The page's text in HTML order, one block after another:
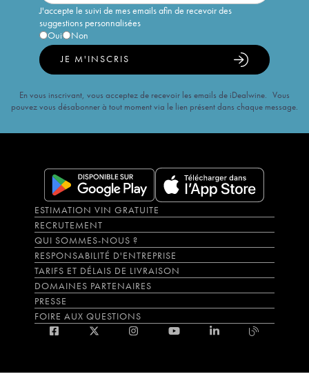
J'accepte le suivi de mes emails afin de recevoir des
suggestions personnalisées
Oui
Non
JE M'INSCRIS
En vous inscrivant, vous acceptez de recevoir les emails de iDealwine. Vous
pouvez vous désabonner à tout moment via le lien présent dans chaque message.
ESTIMATION VIN GRATUITE
RECRUTEMENT
QUI SOMMES-NOUS ?
RESPONSABILITÉ D'ENTREPRISE
TARIFS ET DÉLAIS DE LIVRAISON
DOMAINES PARTENAIRES
PRESSE
FOIRE AUX QUESTIONS